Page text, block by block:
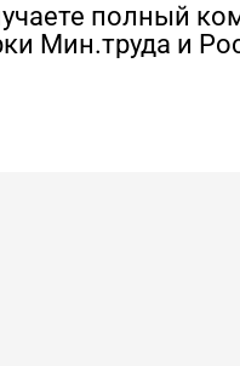
полный
Мин.труда и